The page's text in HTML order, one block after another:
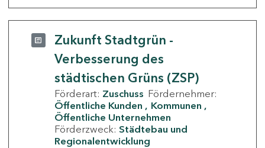
Zukunft Stadtgrün -
Verbesserung des
städtischen Grüns (ZSP)
Förderart: Zuschuss Fördernehmer:
Öffentliche Kunden
Kommunen
Öffentliche Unternehmen
Förderzweck: Städtebau und
Regionalentwicklung